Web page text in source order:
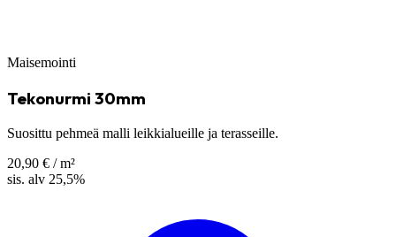
Maisemointi
Tekonurmi 30mm
Suosittu pehmeä malli leikkialueille ja terasseille.
20,90 € / m²
sis. alv 25,5%